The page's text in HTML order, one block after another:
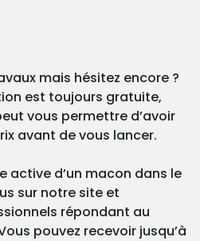
mais hésitez encore ?
est toujours gratuite,
vous permettre d’avoir
avant de vous lancer.
active d’un macon dans le
sur notre site et
répondant au
pouvez recevoir jusqu’à